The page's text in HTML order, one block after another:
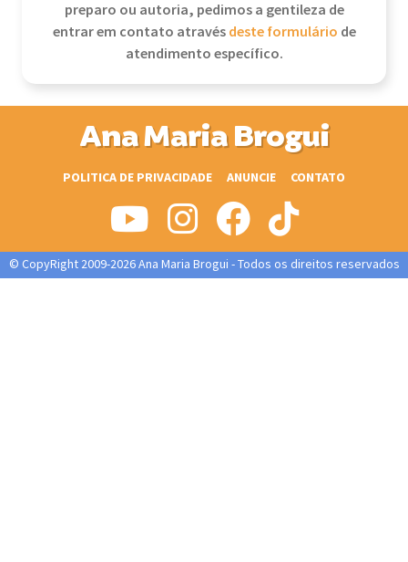
preparo ou autoria, pedimos a gentileza de
entrar em contato atravésdeste formulário de
atendimento específico.
Ana Maria Brogui
POLITICA DE PRIVACIDADE ANUNCIE CONTATO
© CopyRight 2009-2026 Ana Maria Brogui - Todos os direitos reservados